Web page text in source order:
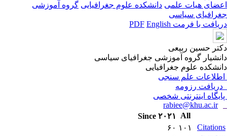
اعضای هیات علمی دانشکده علوم جغرافیایی گروه آموزشی
جغرافیای سیاسی
دریافت با فرمت PDF English
دکتر حسین ربیعی
دانشیار گروه آموزشی جغرافیای سیاسی
دانشکده علوم جغرافیایی
اطلاعات علم سنجی
دریافت رزومه
پایگاه اینترنتی شخصی
rabiee@khu.ac.ir
All
Since ۲۰۲۱
Citations
۱۰۱ ۶۰